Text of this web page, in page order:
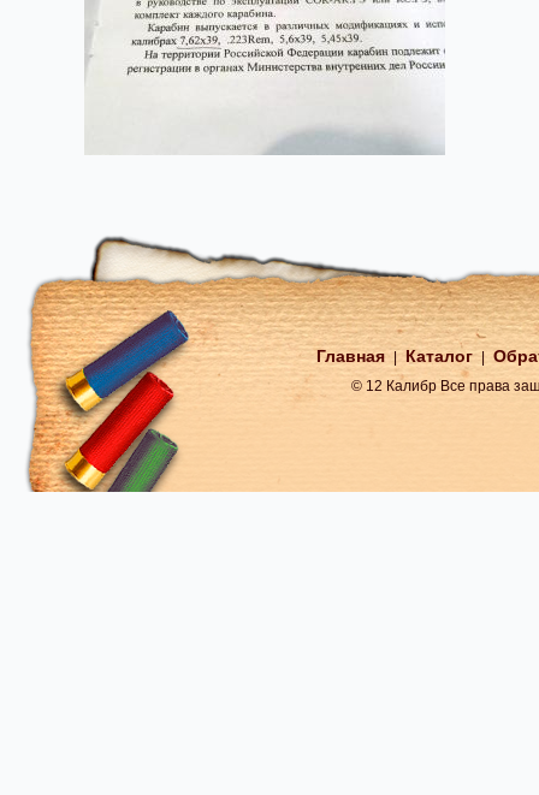
Главная Каталог
© 12 Калибр Все права